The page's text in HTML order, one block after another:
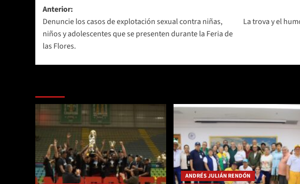
Navegación
de
entradas
Anterior:
Denuncie los casos de explotación sexual contra niñas,
niños y adolescentes que se presenten durante la Feria de
las Flores.
La trova y el
ANDRÉS JULIÁN RENDÓN